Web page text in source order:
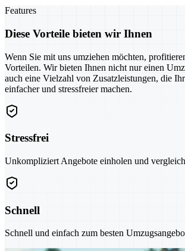
Features
Diese Vorteile bieten wir Ihnen
Wenn Sie mit uns umziehen möchten,
Vorteilen. Wir bieten Ihnen nicht nur einen
auch eine Vielzahl von Zusatzleistungen, die
einfacher und stressfreier machen.
Stressfrei
Unkompliziert Angebote einholen und
Schnell
Schnell und einfach zum besten